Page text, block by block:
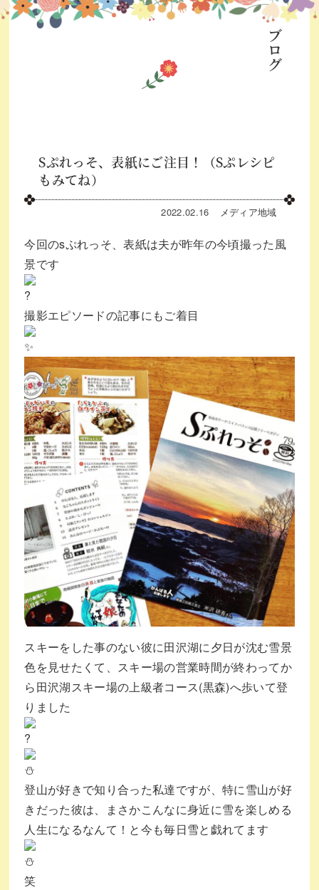
ブログ
Sぷれっそ、表紙にご注目！（Sぷレシピ
もみてね）
2022.02.16 メディア地域
今回のsぷれっそ、表紙は夫が昨年の今頃撮った風
景です
撮影エピソードの記事にもご着目
スキーをした事のない彼に田沢湖に夕日が沈む雪景
色を見せたくて、スキー場の営業時間が終わってか
ら田沢湖スキー場の上級者コース(黒森)へ歩いて登
りました
登山が好きで知り合った私達ですが、特に雪山が好
きだった彼は、まさかこんなに身近に雪を楽しめる
人生になるなんて！と今も毎日雪と戯れてます
笑